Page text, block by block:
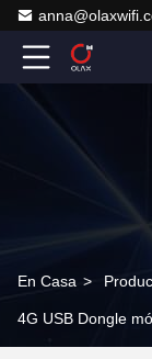
En Casa >
4G USB Dongle